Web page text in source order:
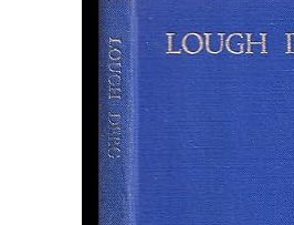
Kunst & Sammlerstücke
Verkäufer werden
SCHLIESSEN